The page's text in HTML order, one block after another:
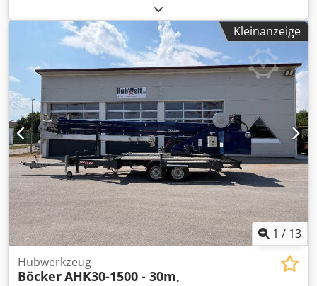
Kleinanzeige
1 / 13
Hubwerkzeug
BöckerAHK30-1500 - 30m,